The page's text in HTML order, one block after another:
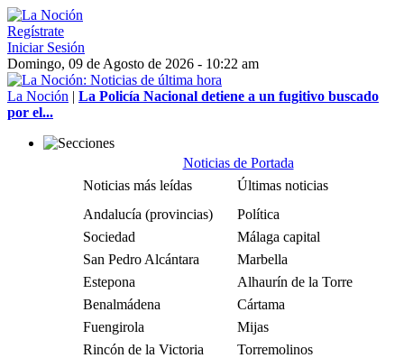
Regístrate
Iniciar Sesión
Domingo, 09 de Agosto de 2026 - 10:22 am
La Noción | La Policía Nacional detiene a un fugitivo buscado
por el...
Noticias de Portada
Noticias más leídas
Últimas noticias
Andalucía (provincias)
Política
Sociedad
Málaga capital
San Pedro Alcántara
Marbella
Estepona
Alhaurín de la Torre
Benalmádena
Cártama
Fuengirola
Mijas
Rincón de la Victoria
Torremolinos